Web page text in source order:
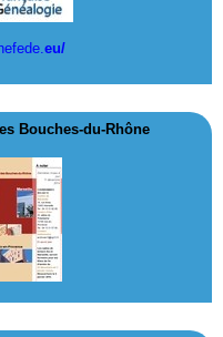
eu/
Bouches-du-Rhône